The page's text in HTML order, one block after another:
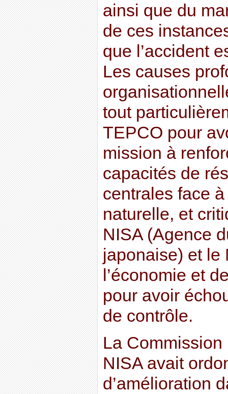
ainsi que du
de ces
que l’accident
Les causes
tout
TEPCO pour
mission à
capacités de
centrales face
naturelle, et
NISA (Agence
japonaise) et le
l’économie et
pour avoir
de contrôle.
La Commission
NISA avait
d’amélioration